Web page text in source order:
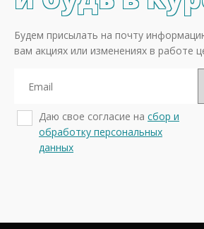
Будем присылать на почту
вам акциях или изменениях в работе
Даю свое согласие на сбор и
обработку персональных
данных